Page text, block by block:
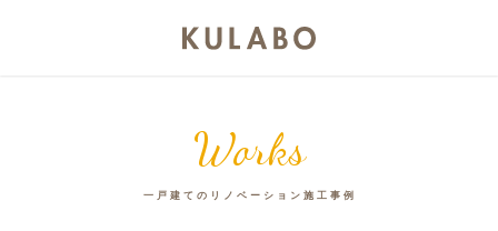
Works
一戸建てのリノベーション施工事例